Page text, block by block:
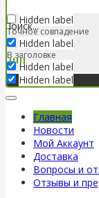
Hidden label
Точное совпадение
Hidden label
В заголовке
Hidden label
Hidden label
Главная
Новости
Мой Аккаунт
Доставка
Вопросы и
Отзывы и